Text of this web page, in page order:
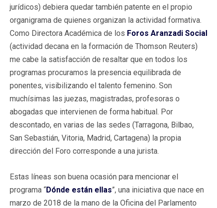
jurídicos) debiera quedar también patente en el propio
organigrama de quienes organizan la actividad formativa.
Como Directora Académica de los Foros Aranzadi Social
(actividad decana en la formación de Thomson Reuters)
me cabe la satisfacción de resaltar que en todos los
programas procuramos la presencia equilibrada de
ponentes, visibilizando el talento femenino. Son
muchísimas las juezas, magistradas, profesoras o
abogadas que intervienen de forma habitual. Por
descontado, en varias de las sedes (Tarragona, Bilbao,
San Sebastián, Vitoria, Madrid, Cartagena) la propia
dirección del Foro corresponde a una jurista.
Estas líneas son buena ocasión para mencionar el
programa “Dónde están ellas”, una iniciativa que nace en
marzo de 2018 de la mano de la Oficina del Parlamento